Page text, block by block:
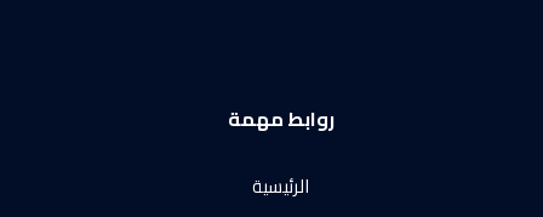
روابط مهمة
الرئيسية